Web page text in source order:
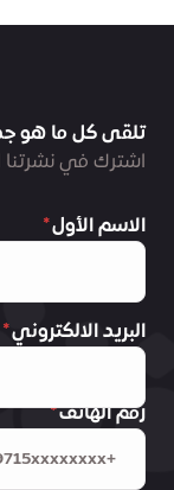
تلقى كل ما هو
اشترك في نشرتنا
الاسم الأول
البريد الالكتروني
رقم الهاتف